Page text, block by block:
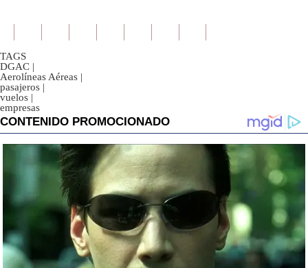
TAGS
DGAC |
Aerolíneas Aéreas |
pasajeros |
vuelos |
empresas